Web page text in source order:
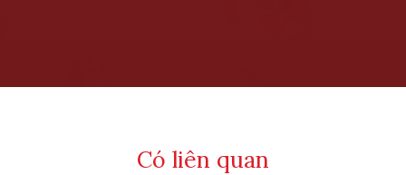
Có liên quan